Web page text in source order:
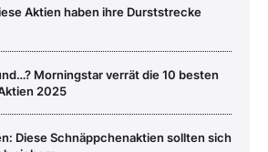
Aktien haben ihre Durststrecke
Morningstar verrät die 10 besten
2025
Diese Schnäppchenaktien sollten sich